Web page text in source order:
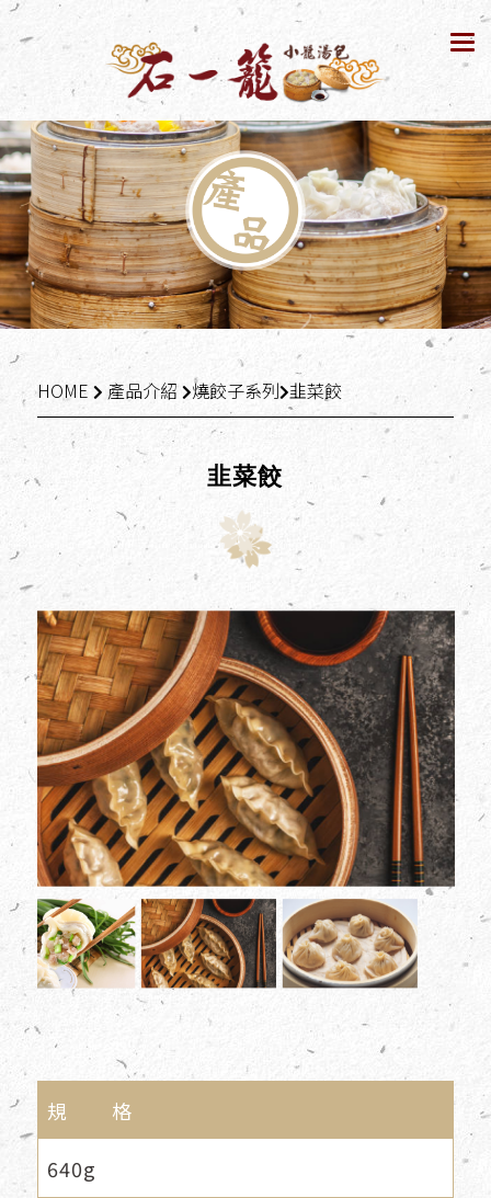
HOME 產品介紹 燒餃子系列 韭菜餃
韭菜餃
規 格
640g